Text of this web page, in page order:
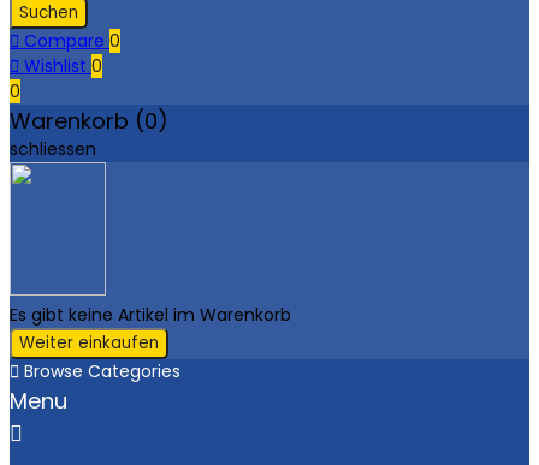
Suchen
 Compare 0
 Wishlist 0
0
Warenkorb (0)
schliessen
Es gibt keine Artikel im Warenkorb
Weiter einkaufen
 Browse Categories
Menu
